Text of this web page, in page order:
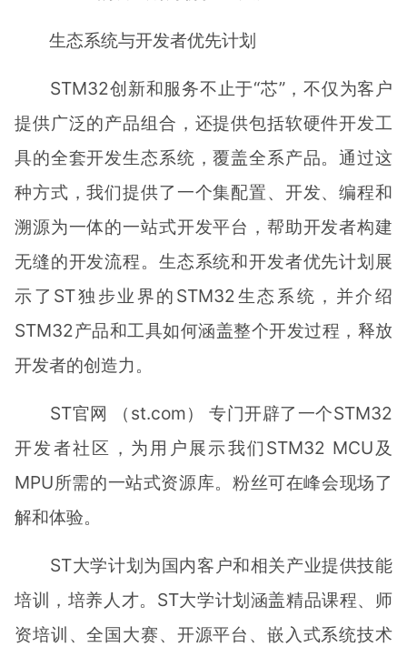
生态系统与开发者优先计划
STM32创新和服务不止于“芯”，不仅为客户
提供广泛的产品组合，还提供包括软硬件开发工
具的全套开发生态系统，覆盖全系产品。通过这
种方式，我们提供了一个集配置、开发、编程和
溯源为一体的一站式开发平台，帮助开发者构建
无缝的开发流程。生态系统和开发者优先计划展
示了ST独步业界的STM32生态系统，并介绍
STM32产品和工具如何涵盖整个开发过程，释放
开发者的创造力。
ST官网 （st.com） 专门开辟了一个STM32
开发者社区，为用户展示我们STM32 MCU及
MPU所需的一站式资源库。粉丝可在峰会现场了
解和体验。
ST大学计划为国内客户和相关产业提供技能
培训，培养人才。ST大学计划涵盖精品课程、师
资培训、全国大赛、开源平台、嵌入式系统技术